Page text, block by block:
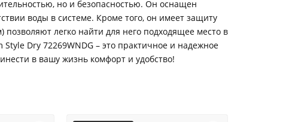
но и безопасностью. Он оснащен
воды в системе. Кроме того, он имеет защиту
позволяют легко найти для него подходящее место в
Dry 72269WNDG – это практичное и надежное
в вашу жизнь комфорт и удобство!